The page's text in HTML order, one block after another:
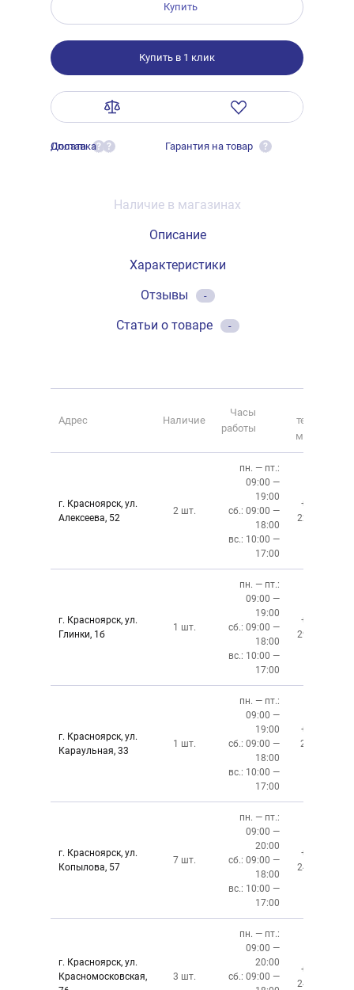
Купить
Купить в 1 клик
Оплата ?
Доставка ? Гарантия на товар ?
Наличие в магазинах
Описание
Характеристики
Отзывы
-
Статьи о товаре -
Адрес Наличие
Часы
работы
телефона
магазина
г. Красноярск, ул.
Алексеева, 52
2 шт.
пн. — пт.:
09:00 —
19:00
сб.: 09:00 —
18:00
вс.: 10:00 —
17:00
+7 (391)
220-08-02
г. Красноярск, ул.
Глинки, 1б
1 шт.
пн. — пт.:
09:00 —
19:00
сб.: 09:00 —
18:00
вс.: 10:00 —
17:00
+7 (391)
294-02-02
г. Красноярск, ул.
Караульная, 33
1 шт.
пн. — пт.:
09:00 —
19:00
сб.: 09:00 —
18:00
вс.: 10:00 —
17:00
+7 (391)
219‒01‒
г. Красноярск, ул.
Копылова, 57
7 шт.
пн. — пт.:
09:00 —
20:00
сб.: 09:00 —
18:00
вс.: 10:00 —
17:00
+7 (391)
243-76-13
г. Красноярск, ул.
Красномосковская,
3 шт.
пн. — пт.:
09:00 —
20:00
сб.: 09:00 —
+7 (391)
243-83-01